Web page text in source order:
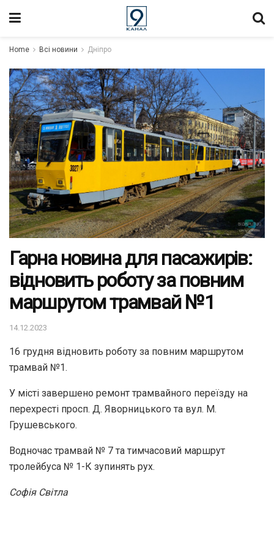
Home Всі новини Дніпро
Гарна новина для пасажирів:
відновить роботу за повним
маршрутом трамвай №1
14.12.2023
16 грудня відновить роботу за повним маршрутом
трамвай №1.
У місті завершено ремонт трамвайного переїзду на
перехресті просп. Д. Яворницького та вул. М.
Грушевського.
Водночас трамвай № 7 та тимчасовий маршрут
тролейбуса № 1-К зупинять рух.
Софія Світла